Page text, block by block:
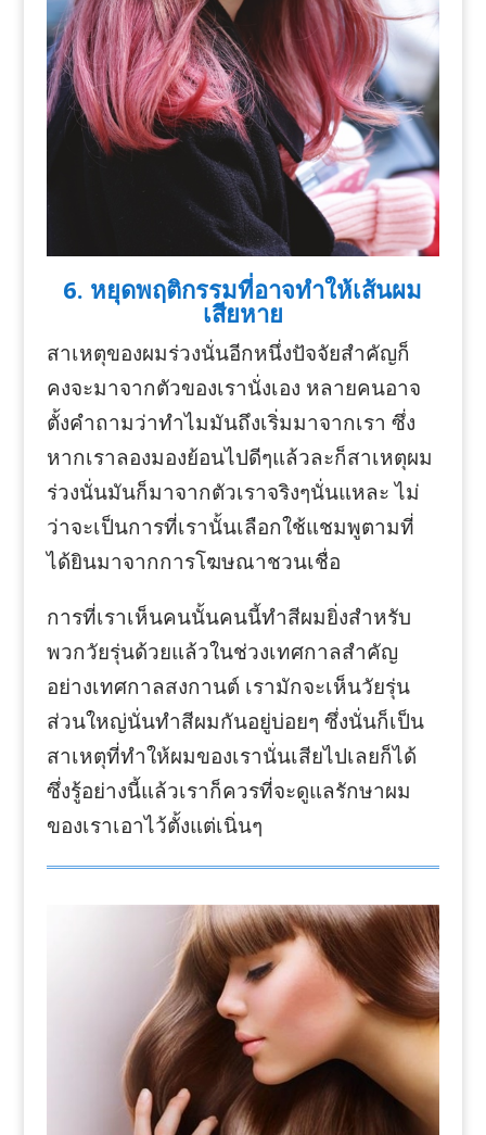
6. หยุดพฤติกรรมที่อาจทำให้เส้นผม
เสียหาย
สาเหตุของผมร่วงนั่นอีกหนึ่งปัจจัยสำคัญก็
คงจะมาจากตัวของเรานั่งเอง หลายคนอาจ
ตั้งคำถามว่าทำไมมันถึงเริ่มมาจากเรา ซึ่ง
หากเราลองมองย้อนไปดีๆแล้วละก็สาเหตุผม
ร่วงนั่นมันก็มาจากตัวเราจริงๆนั่นแหละ ไม่
ว่าจะเป็นการที่เรานั้นเลือกใช้แชมพูตามที่
ได้ยินมาจากการโฆษณาชวนเชื่อ
การที่เราเห็นคนนั้นคนนี้ทำสีผมยิ่งสำหรับ
พวกวัยรุ่นด้วยแล้วในช่วงเทศกาลสำคัญ
อย่างเทศกาลสงกานต์ เรามักจะเห็นวัยรุ่น
ส่วนใหญ่นั่นทำสีผมกันอยู่บ่อยๆ ซึ่งนั่นก็เป็น
สาเหตุที่ทำให้ผมของเรานั่นเสียไปเลยก็ได้
ซึ่งรู้อย่างนี้แล้วเราก็ควรที่จะดูแลรักษาผม
ของเราเอาไว้ตั้งแต่เนิ่นๆ